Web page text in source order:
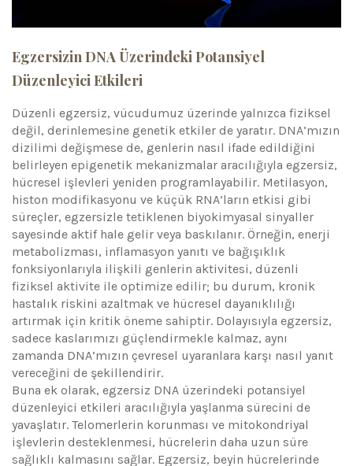
Egzersizin DNA Üzerindeki Potansiyel
Düzenleyici Etkileri
Düzenli egzersiz, vücudumuz üzerinde yalnızca fiziksel
değil, derinlemesine genetik etkiler de yaratır. DNA’mızın
dizilimi değişmese de, genlerin nasıl ifade edildiğini
belirleyen epigenetik mekanizmalar aracılığıyla egzersiz,
hücresel işlevleri yeniden programlayabilir. Metilasyon,
histon modifikasyonu ve küçük RNA’ların etkisi gibi
süreçler, egzersizle tetiklenen biyokimyasal sinyaller
sayesinde aktif hale gelir veya baskılanır. Örneğin, enerji
metabolizması, inflamasyon yanıtı ve bağışıklık
fonksiyonlarıyla ilişkili genlerin aktivitesi, düzenli
fiziksel aktivite ile optimize edilir; bu durum, kronik
hastalık riskini azaltmak ve hücresel dayanıklılığı
artırmak için kritik öneme sahiptir. Dolayısıyla egzersiz,
sadece kaslarımızı güçlendirmekle kalmaz, aynı
zamanda DNA’mızın çevresel uyaranlara karşı nasıl yanıt
vereceğini de şekillendirir.
Buna ek olarak, egzersiz DNA üzerindeki potansiyel
düzenleyici etkileri aracılığıyla yaşlanma sürecini de
yavaşlatır. Telomerlerin korunması ve mitokondriyal
işlevlerin desteklenmesi, hücrelerin daha uzun süre
sağlıklı kalmasını sağlar. Egzersiz, beyin hücrelerinde